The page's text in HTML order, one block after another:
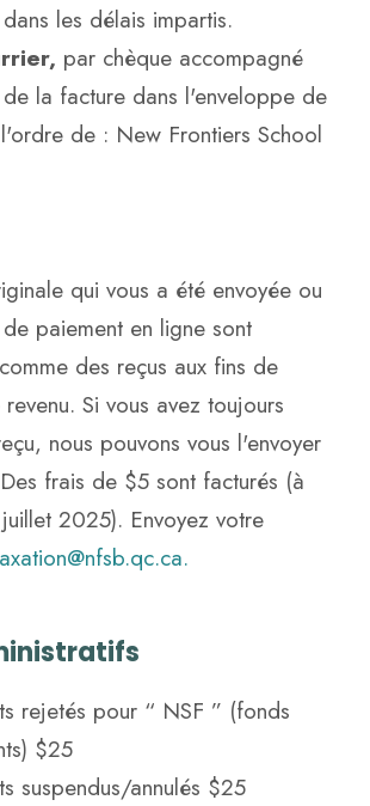
les délais impartis.
par chèque accompagné
la facture dans l'enveloppe de
de : New Frontiers School
qui vous a été envoyée ou
paiement en ligne sont
des reçus aux fins de
Si vous avez toujours
nous pouvons vous l'envoyer
frais de $5 sont facturés (à
2025). Envoyez votre
rejetés pour “ NSF ” (fonds
$25
suspendus/annulés $25